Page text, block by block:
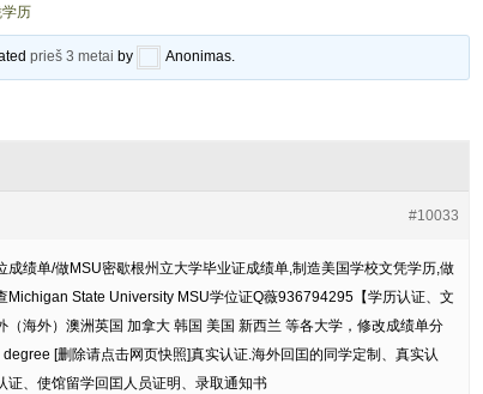
历
prieš 3 metai by Anonimas.
#10033
绩单/做MSU密歇根州立大学毕业证成绩单,制造美国学校文凭学历,做
Michigan State University MSU学位证Q薇936794295【学历认证、文
（海外）澳洲英国 加拿大 韩国 美国 新西兰 等各大学，修改成绩单分
[删除请点击网页快照]真实认证.海外回囯的同学定制、真实认
证、使馆留学回囯人员证明、录取通知书